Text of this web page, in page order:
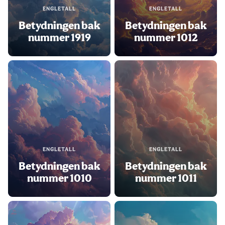
ENGLETALL
Betydningen bak
nummer 1919
ENGLETALL
Betydningen bak
nummer 1012
ENGLETALL
Betydningen bak
nummer 1010
ENGLETALL
Betydningen bak
nummer 1011